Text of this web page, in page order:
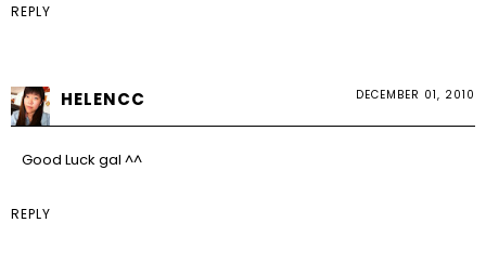
REPLY
HELENCC DECEMBER 01, 2010
Good Luck gal ^^
REPLY